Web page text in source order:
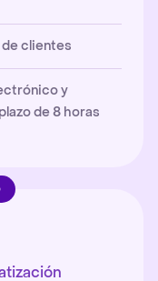
clientes
y
de 8 horas